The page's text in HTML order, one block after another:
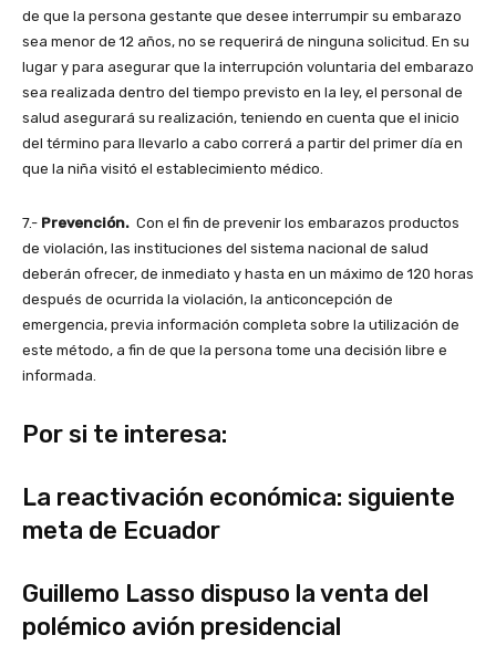
de que la persona gestante que desee interrumpir su embarazo
sea menor de 12 años, no se requerirá de ninguna solicitud. En su
lugar y para asegurar que la interrupción voluntaria del embarazo
sea realizada dentro del tiempo previsto en la ley, el personal de
salud asegurará su realización, teniendo en cuenta que el inicio
del término para llevarlo a cabo correrá a partir del primer día en
que la niña visitó el establecimiento médico.
7.- Prevención. Con el fin de prevenir los embarazos productos
de violación, las instituciones del sistema nacional de salud
deberán ofrecer, de inmediato y hasta en un máximo de 120 horas
después de ocurrida la violación, la anticoncepción de
emergencia, previa información completa sobre la utilización de
este método, a fin de que la persona tome una decisión libre e
informada.
Por si te interesa:
La reactivación económica: siguiente
meta de Ecuador
Guillemo Lasso dispuso la venta del
polémico avión presidencial